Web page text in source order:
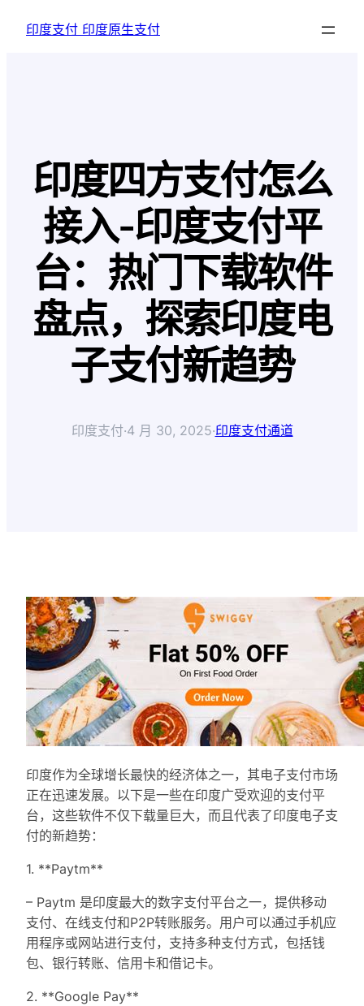
印度支付 印度原生支付
印度四方支付怎么
接入-印度支付平
台：热门下载软件
盘点，探索印度电
子支付新趋势
印度支付·4 月 30, 2025·印度支付通道
印度作为全球增长最快的经济体之一，其电子支付市场
正在迅速发展。以下是一些在印度广受欢迎的支付平
台，这些软件不仅下载量巨大，而且代表了印度电子支
付的新趋势：
1. **Paytm**
– Paytm 是印度最大的数字支付平台之一，提供移动
支付、在线支付和P2P转账服务。用户可以通过手机应
用程序或网站进行支付，支持多种支付方式，包括钱
包、银行转账、信用卡和借记卡。
2. **Google Pay**